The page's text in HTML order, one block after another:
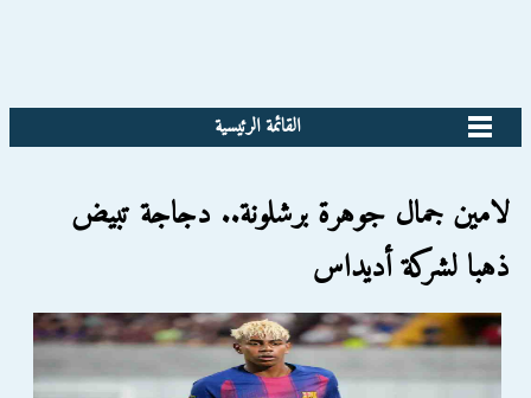
القائمة الرئيسية
لامين جمال جوهرة برشلونة.. دجاجة تبيض
ذهبا لشركة أديداس